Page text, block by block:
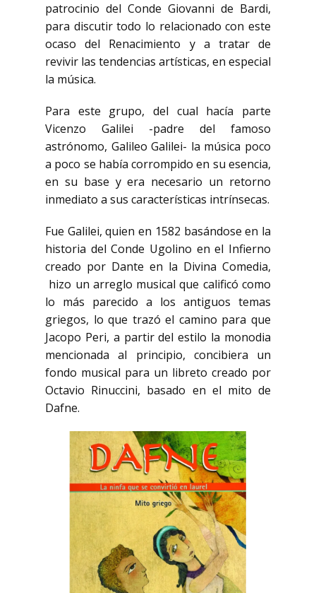
patrocinio del Conde Giovanni de Bardi,
para discutir todo lo relacionado con este
ocaso del Renacimiento y a tratar de
revivir las tendencias artísticas, en especial
la música.
Para este grupo, del cual hacía parte
Vicenzo Galilei -padre del famoso
astrónomo, Galileo Galilei- la música poco
a poco se había corrompido en su esencia,
en su base y era necesario un retorno
inmediato a sus características intrínsecas.
Fue Galilei, quien en 1582 basándose en la
historia del Conde Ugolino en el Infierno
creado por Dante en la Divina Comedia,
hizo un arreglo musical que calificó como
lo más parecido a los antiguos temas
griegos, lo que trazó el camino para que
Jacopo Peri, a partir del estilo la monodia
mencionada al principio, concibiera un
fondo musical para un libreto creado por
Octavio Rinuccini, basado en el mito de
Dafne.